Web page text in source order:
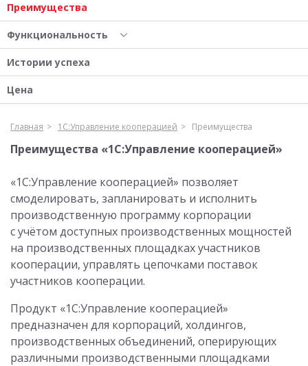
Преимущества
Функциональность
Истории успеха
Цена
Главная 1С:Управление кооперацией Преимущества
Преимущества «1С:Управление кооперацией»
«1С:Управление кооперацией» позволяет
смоделировать, запланировать и исполнить
производственную программу корпорации
с учётом доступных производственных мощностей
на производственных площадках участников
кооперации, управлять цепочками поставок
участников кооперации.
Продукт «1С:Управление кооперацией»
предназначен для корпораций, холдингов,
производственных объединений, оперирующих
различными производственными площадками